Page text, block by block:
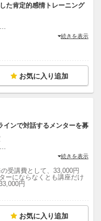
た肯定的感情トレーニング
続きを表示
お気に入り追加
インで対話するメンターを募
…
続きを表示
受講費として、33,000円
ーにならなくとも講座だけ
円
お気に入り追加